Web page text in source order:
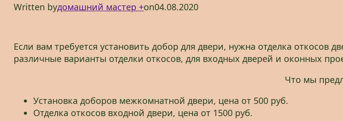
Written byдомашний мастер +on04.08.2020
Если вам требуется установить добор для двери, нужна отделка откосов
различные варианты отделки откосов, для входных дверей и оконных
Что мы
Установка доборов межкомнатной двери, цена от 500 руб.
Отделка откосов входной двери, цена от 1500 руб.